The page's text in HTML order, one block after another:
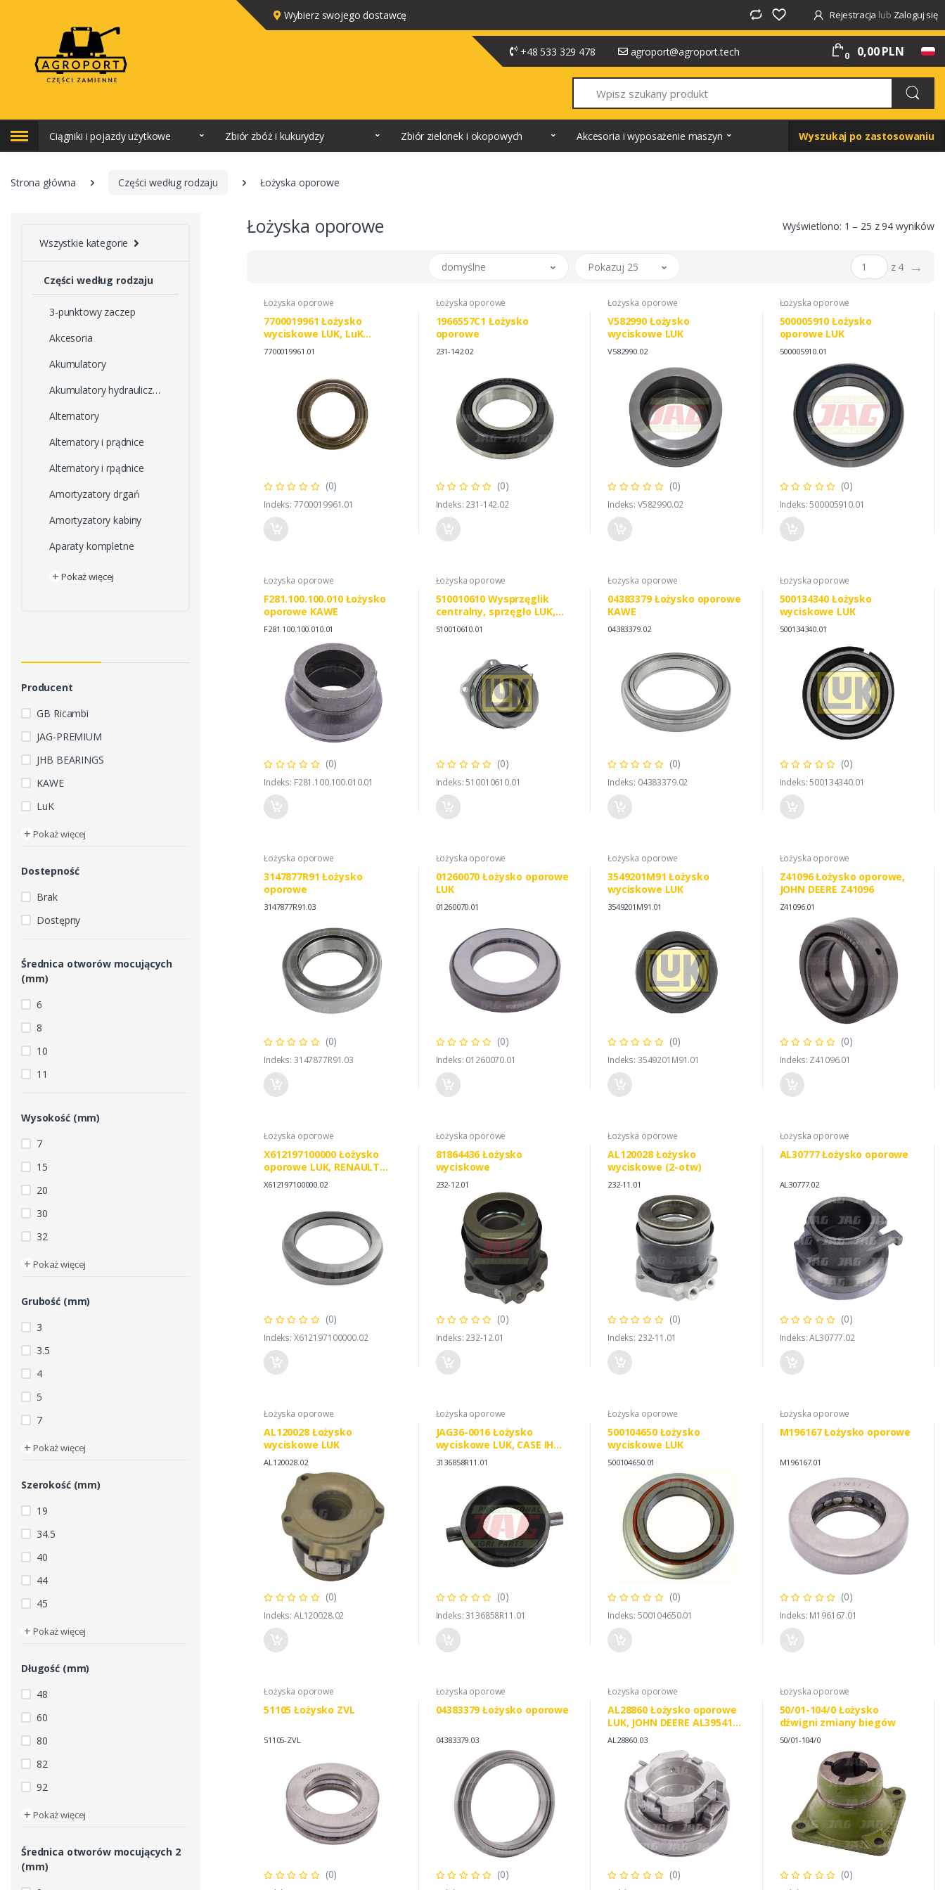
Wybierz swojego dostawcę Rejestracja lub Zaloguj się
+48 533 329 478 agroport@agroport.tech 0 0,00 PLN
Ciągniki i pojazdy użytkowe Zbiór zbóż i kukurydzy Zbiór zielonek i okopowych Akcesoria i wyposażenie maszyn Wyszukaj po zastosowaniu
Strona główna Części według rodzaju Łożyska oporowe
Wszystkie kategorie
Części według rodzaju
3-punktowy zaczep
Akcesoria
Akumulatory
Akumulatory hydrauliczne
Alternatory
Alternatory i prądnice
Alternatory i rpądnice
Amortyzatory drgań
Amortyzatory kabiny
Aparaty kompletne
+ Pokaż więcej
Producent
GB Ricambi
JAG-PREMIUM
JHB BEARINGS
KAWE
LuK
+ Pokaż więcej
Dostepność
Brak
Dostępny
Średnica otworów mocujących
(mm)
6
8
10
11
Wysokość (mm)
7
15
20
30
32
+ Pokaż więcej
Grubość (mm)
3
3.5
4
5
7
+ Pokaż więcej
Szerokość (mm)
19
34.5
40
44
45
+ Pokaż więcej
Długość (mm)
48
60
80
82
92
+ Pokaż więcej
Średnica otworów mocujących 2
(mm)
Łożyska oporowe Wyświetlono: 1 – 25 z 94 wyników
domyślne Pokazuj 25 z 4 →
Łożyska oporowe
7700019961 Łożysko
wyciskowe LUK, LuK
500121010 RENAULT
7700019961
7700019961.01
(0)
Indeks: 7700019961.01
Łożyska oporowe
1966557C1 Łożysko
oporowe
231-142.02
(0)
Indeks: 231-142.02
Łożyska oporowe
V582990 Łożysko
wyciskowe LUK
V582990.02
(0)
Indeks: V582990.02
Łożyska oporowe
500005910 Łożysko
oporowe LUK
500005910.01
(0)
Indeks: 500005910.01
Łożyska oporowe
F281.100.100.010 Łożysko
oporowe KAWE
F281.100.100.010.01
(0)
Indeks: F281.100.100.010.01
Łożyska oporowe
510010610 Wysprzęglik
centralny, sprzęgło LUK,
JOHN DEERE AZ36461
AL120069
510010610.01
(0)
Indeks: 510010610.01
Łożyska oporowe
04383379 Łożysko oporowe
KAWE
04383379.02
(0)
Indeks: 04383379.02
Łożyska oporowe
500134340 Łożysko
wyciskowe LUK
500134340.01
(0)
Indeks: 500134340.01
Łożyska oporowe
3147877R91 Łożysko
oporowe
3147877R91.03
(0)
Indeks: 3147877R91.03
Łożyska oporowe
01260070 Łożysko oporowe
LUK
01260070.01
(0)
Indeks: 01260070.01
Łożyska oporowe
3549201M91 Łożysko
wyciskowe LUK
3549201M91.01
(0)
Indeks: 3549201M91.01
Łożyska oporowe
Z41096 Łożysko oporowe,
JOHN DEERE Z41096
Z41096.01
(0)
Indeks: Z41096.01
Łożyska oporowe
X612197100000 Łożysko
oporowe LUK, RENAULT
7700653343 7700069706
X612197100000.02
(0)
Indeks: X612197100000.02
Łożyska oporowe
81864436 Łożysko
wyciskowe
232-12.01
(0)
Indeks: 232-12.01
Łożyska oporowe
AL120028 Łożysko
wyciskowe (2-otw)
232-11.01
(0)
Indeks: 232-11.01
Łożyska oporowe
AL30777 Łożysko oporowe
AL30777.02
(0)
Indeks: AL30777.02
Łożyska oporowe
AL120028 Łożysko
wyciskowe LUK
AL120028.02
(0)
Indeks: AL120028.02
Łożyska oporowe
JAG36-0016 Łożysko
wyciskowe LUK, CASE IH
3136858R11 SACHS
1859600003
3136858R11.01
(0)
Indeks: 3136858R11.01
Łożyska oporowe
500104650 Łożysko
wyciskowe LUK
500104650.01
(0)
Indeks: 500104650.01
Łożyska oporowe
M196167 Łożysko oporowe
M196167.01
(0)
Indeks: M196167.01
Łożyska oporowe
51105 Łożysko ZVL
51105-ZVL
(0)
Łożyska oporowe
04383379 Łożysko oporowe
04383379.03
(0)
Łożyska oporowe
AL28860 Łożysko oporowe
LUK, JOHN DEERE AL39541
AL28860
AL28860.03
(0)
Łożyska oporowe
50/01-104/0 Łożysko
dźwigni zmiany biegów
50/01-104/0
(0)